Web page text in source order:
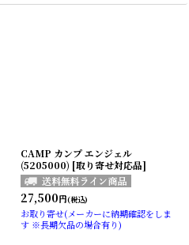
CAMP カンプ エンジェル
(5205000) [取り寄せ対応品]
27,500円(税込)
お取り寄せ(メーカーに納期確認をしま
す ※長期欠品の場合有り)